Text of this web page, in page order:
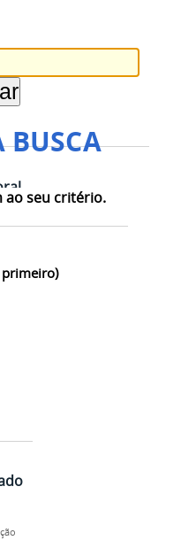
BUSCA
seu critério.
primeiro)